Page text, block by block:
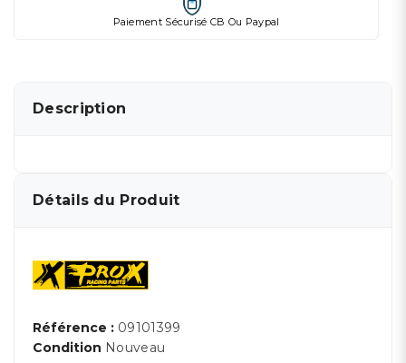
Paiement Sécurisé CB Ou Paypal
Description
Détails du Produit
Référence : 09101399
Condition Nouveau